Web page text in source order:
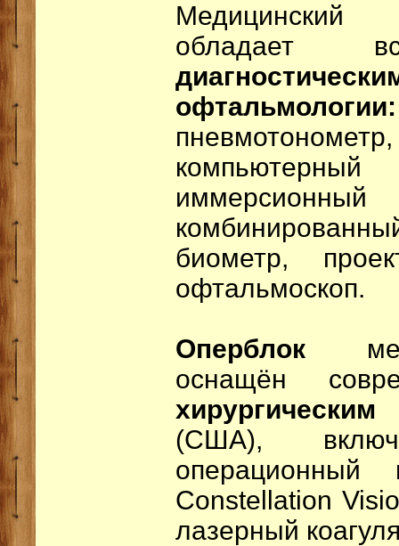
обладает
офтальмологии:
биометр,
офтальмоскоп.
Оперблок
оснащён
(США),
операционный
Constellation
лазерный